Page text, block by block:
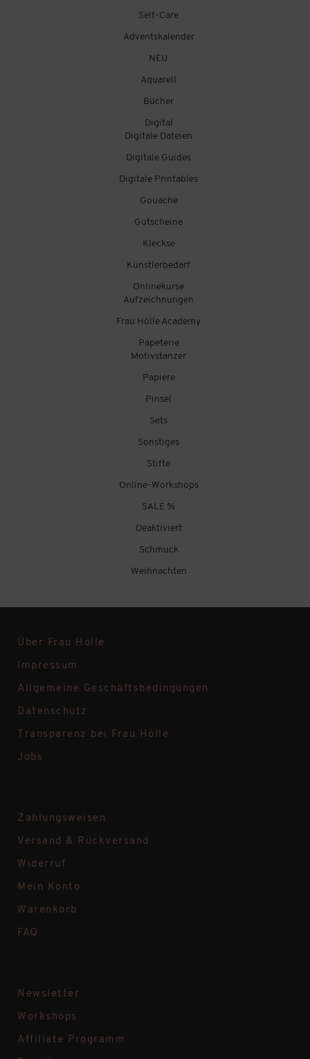
Self-Care
Adventskalender
NEU
Aquarell
Bücher
Digital
Digitale Dateien
Digitale Guides
Digitale Printables
Gouache
Gutscheine
Kleckse
Künstlerbedarf
Onlinekurse
Aufzeichnungen
Frau Hölle Academy
Papeterie
Motivstanzer
Papiere
Pinsel
Sets
Sonstiges
Stifte
Online-Workshops
SALE %
Deaktiviert
Schmuck
Weihnachten
Über Frau Hölle
Impressum
Allgemeine Geschäftsbedingungen
Datenschutz
Transparenz bei Frau Hölle
Jobs
Zahlungsweisen
Versand & Rückversand
Widerruf
Mein Konto
Warenkorb
FAQ
Newsletter
Workshops
Affiliate Programm